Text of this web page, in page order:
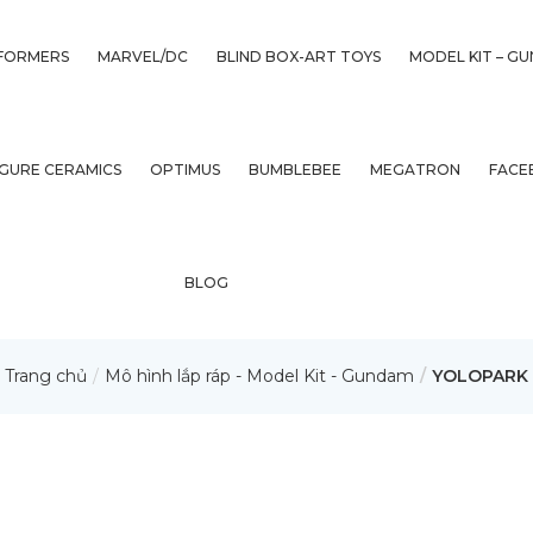
MARVEL/DC BLIND BOX-ART TOYS MODEL KIT –
CERAMICS OPTIMUS BUMBLEBEE MEGATRON
BLOG
Trang chủ Mô hình lắp ráp - Model Kit - Gundam YOLOPARK